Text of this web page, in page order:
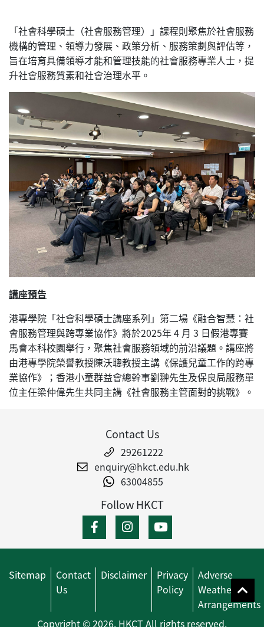
「社會科學碩士（社會服務管理）」課程則聚焦於社會服務
機構的管理、領導力發展、政策分析、服務策劃與評估等，
旨在培育具備領導才能和管理技能的社會服務專業人士，提
升社會服務質素和社會治理水平。
講座預告
港專學院「社會科學碩士講座系列」第二場《融合智慧：社
會服務管理與跨專業協作》將於2025年 4 月 3 日假港專賽
馬會本科校園舉行，聚焦社會服務領域的前沿議題。講座將
由港專學院榮譽教授陳沃聰教授主講《保護兒童工作的跨專
業協作》；香港小童群益會總幹事劉翀先生及保良局服務單
位主任梁仲偉先生共同主講《社會服務主管面對的挑戰》。
Contact Us
29261222
enquiry@hkct.edu.hk
63004855
Follow HKCT
Sitemap
Contact
Us
Disclaimer
Privacy
Policy
Adverse
Weather
Arrangements
Copyright © 2026. HKCT All rights reserved.